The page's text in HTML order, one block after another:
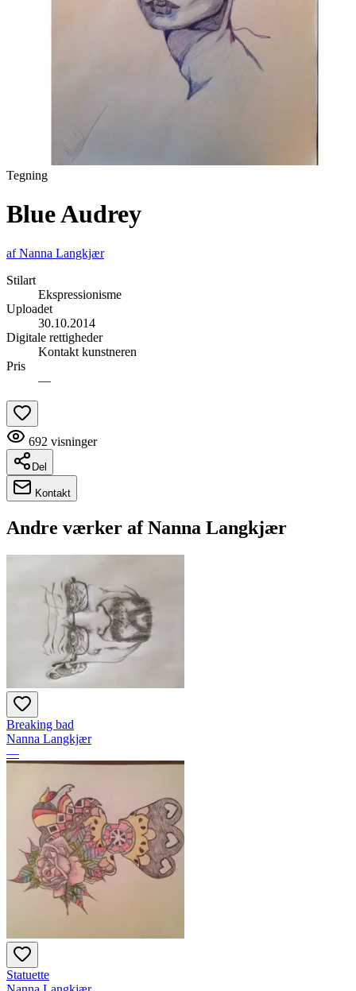
Tegning
Blue Audrey
afNanna Langkjær
Stilart
Ekspressionisme
Uploadet
30.10.2014
Digitale rettigheder
Kontakt kunstneren
Pris
—
692 visninger
Del
Kontakt
Andre værker afNanna Langkjær
Breaking bad
Nanna Langkjær
—
Statuette